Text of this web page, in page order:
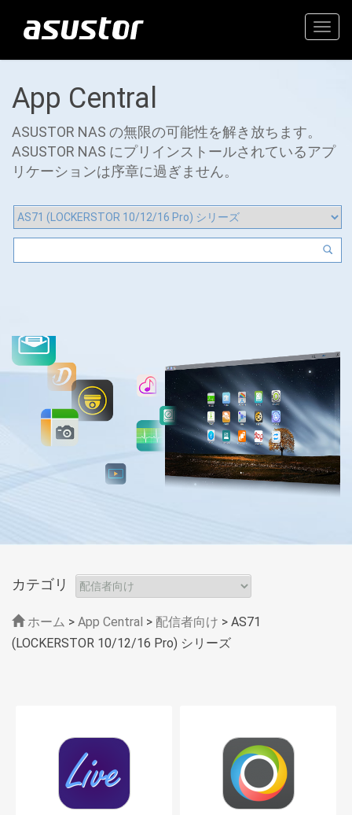
App Central
ASUSTOR NAS の無限の可能性を解き放ちます。
ASUSTOR NAS にプリインストールされているアプ
リケーションは序章に過ぎません。
カテゴリ
ホーム > App Central > 配信者向け > AS71
(LOCKERSTOR 10/12/16 Pro) シリーズ